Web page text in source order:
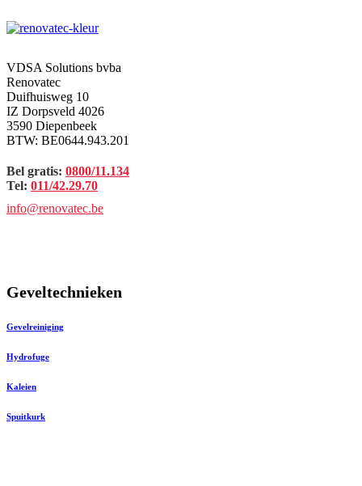
VDSA Solutions bvba
Renovatec
Duifhuisweg 10
IZ Dorpsveld 4026
3590 Diepenbeek
BTW: BE0644.943.201
Bel gratis: 0800/11.134
Tel: 011/42.29.70
info@renovatec.be
Geveltechnieken
Gevelreiniging
Hydrofuge
Kaleien
Spuitkurk